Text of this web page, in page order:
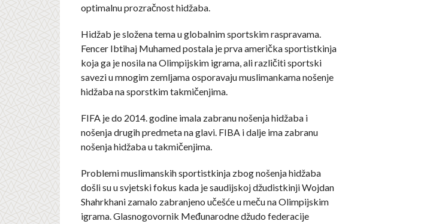
optimalnu prozračnost hidžaba.
Hidžab je složena tema u globalnim sportskim raspravama.
Fencer Ibtihaj Muhamed postala je prva američka sportistkinja
koja ga je nosila na Olimpijskim igrama, ali različiti sportski
savezi u mnogim zemljama osporavaju muslimankama nošenje
hidžaba na sporstkim takmičenjima.
FIFA je do 2014. godine imala zabranu nošenja hidžaba i
nošenja drugih predmeta na glavi. FIBA i dalje ima zabranu
nošenja hidžaba u takmičenjima.
Problemi muslimanskih sportistkinja zbog nošenja hidžaba
došli su u svjetski fokus kada je saudijskoj džudistkinji Wojdan
Shahrkhani zamalo zabranjeno učešće u meču na Olimpijskim
igrama. Glasnogovornik Međunarodne džudo federacije